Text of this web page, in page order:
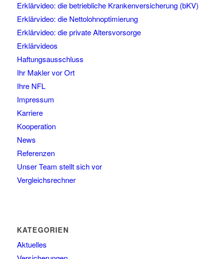
Erklärvideo: die betriebliche Krankenversicherung (bKV)
Erklärvideo: die Nettolohnoptimierung
Erklärvideo: die private Altersvorsorge
Erklärvideos
Haftungsausschluss
Ihr Makler vor Ort
Ihre NFL
Impressum
Karriere
Kooperation
News
Referenzen
Unser Team stellt sich vor
Vergleichsrechner
KATEGORIEN
Aktuelles